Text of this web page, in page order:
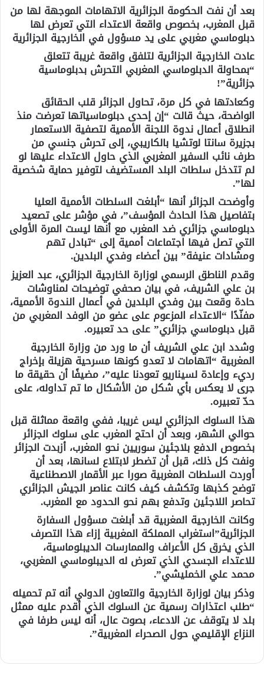
بعد أن نفت الحكومة الجزائرية الاتهامات الموجهة لها من
قبل المغرب، بخصوص واقعة الاعتداء التي تعرض لها
دبلوماسي مغربي على يد مسؤول في الخارجية الجزائرية
عادت الخارجية الجزائرية لتلفق واقعة غريبة تتعلق
“بمحاولة الدبلوماسي المغربي التحرش بدبلوماسية
جزائرية”!
وكعادتها في كل مرة، تحاول الجزائر قلب الحقائق
الواضحة، حيث قالت “إن إحدى دبلوماسياتها تعرضت منذ
انطلاق أعمال ندوة اللجنة الأممية لتصفية الاستعمار
بجزيرة سانتا لوتشيا بالكاريبي، إلى تحرش جنسي من
طرف نائب السفير المغربي الذي حاول الاعتداء عليها لو
لم تتدخل سلطات البلد المستضيف لتوفير حماية شخصية
لها”.
وأوضحت الجزائر أنها “أبلغت السلطات الأممية العليا
بتفاصيل هذا الحادث المؤسف”، في مؤشر على تصعيد
دبلوماسي جزائري ضد المغرب مع أنها ليست المرة الأولى
التي تصل فيها اجتماعات أممية إلى “تبادل تهم
ومشادات عنيفة” بين أعضاء وفدي البلدين.
وقدم الناطق الرسمي لوزارة الخارجية الجزائري، عبد العزيز
بن علي الشريف، في بيان صحفي توضيحات لمناوشات
حادة وقعت بين وفدي البلدين في أعمال الندوة الأممية،
مفنّدًا “الاعتداء المزعوم على عضو من الوفد المغربي من
قبل دبلوماسي جزائري” على حد تعبيره.
وشدد ابن علي الشريف أن ما ورد من وزارة الخارجية
المغربية “اتهامات لا تعدو كونها مسرحية هزيلة بإخراج
رديء وإعادة لسيناريو تعودنا عليه”، مضيفًا أن حقيقة ما
جرى لا يعكس بأي شكل من الأشكال ما تم تداوله، على
حدّ تعبيره.
هذا السلوك الجزائري ليس غريبا، ففي واقعة مماثلة قبل
حوالي الشهر، وبعد أن احتج المغرب على سلوك الجزائر
بخصوص الدفع بلاجئين سوريين نحو المغرب، أزبدت الجزائر
ونفت كل ذلك، قبل أن تضطر لابتلاع لسانها، بعد أن
أوردت السلطات المغربية صورا عبر الأقمار الاصطناعية
توضح كذبها وتكشف كيف كانت عناصر الجيش الجزائري
تحاصر اللاجئين وتدفع بهم نحو الحدود مع المغرب.
وكانت الخارجية المغربية قد أبلغت مسؤول السفارة
الجزائرية”استغراب المملكة المغربية إزاء هذا التصرف
الذي يخرق كل الأعراف والممارسات الديبلوماسية،
للاعتداء الجسدي الذي تعرض له الديبلوماسي المغربي،
محمد علي الخمليشي”.
وذكر بيان لوزارة الخارجية والتعاون الدولي أنه تم تحميله
“طلب اعتذارات رسمية عن السلوك الذي أقدم عليه ممثل
بلد لا يتوقف عن الادعاء، بصوت عال، أنه ليس طرفا في
النزاع الإقليمي حول الصحراء المغربية”.